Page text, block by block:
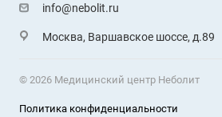
info@nebolit.ru
Москва, Варшавское шоссе, д.89
© 2026 Медицинский центр Неболит
Политика конфиденциальности